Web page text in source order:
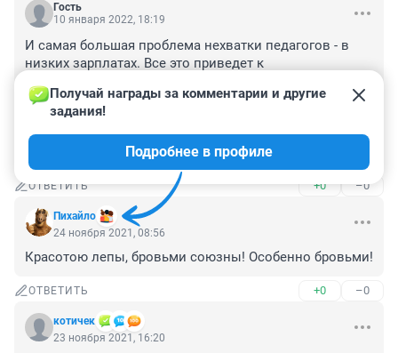
Гость
10 января 2022, 18:19
И самая большая проблема нехватки педагогов - в
низких зарплатах. Все это приведет к
репетиторам для богатых, как и говорил Швабб. Все
больше убеждаюсь, что это преднамеренно делается
(низкие зарплаты), чтобы развалить образование,
медицину и науку.
ОТВЕТИТЬ +0 –0
Пихaйлo
Получай награды за комментарии и другие
задания!
Подробнее в профиле
24 ноября 2021, 08:56
Красотою лепы, бровьми союзны! Особенно бровьми!
ОТВЕТИТЬ +0 –0
котичек
23 ноября 2021, 16:20